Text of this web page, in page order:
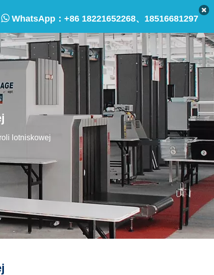
WhatsApp： +86 18221652268、18516681297
lotniskowej